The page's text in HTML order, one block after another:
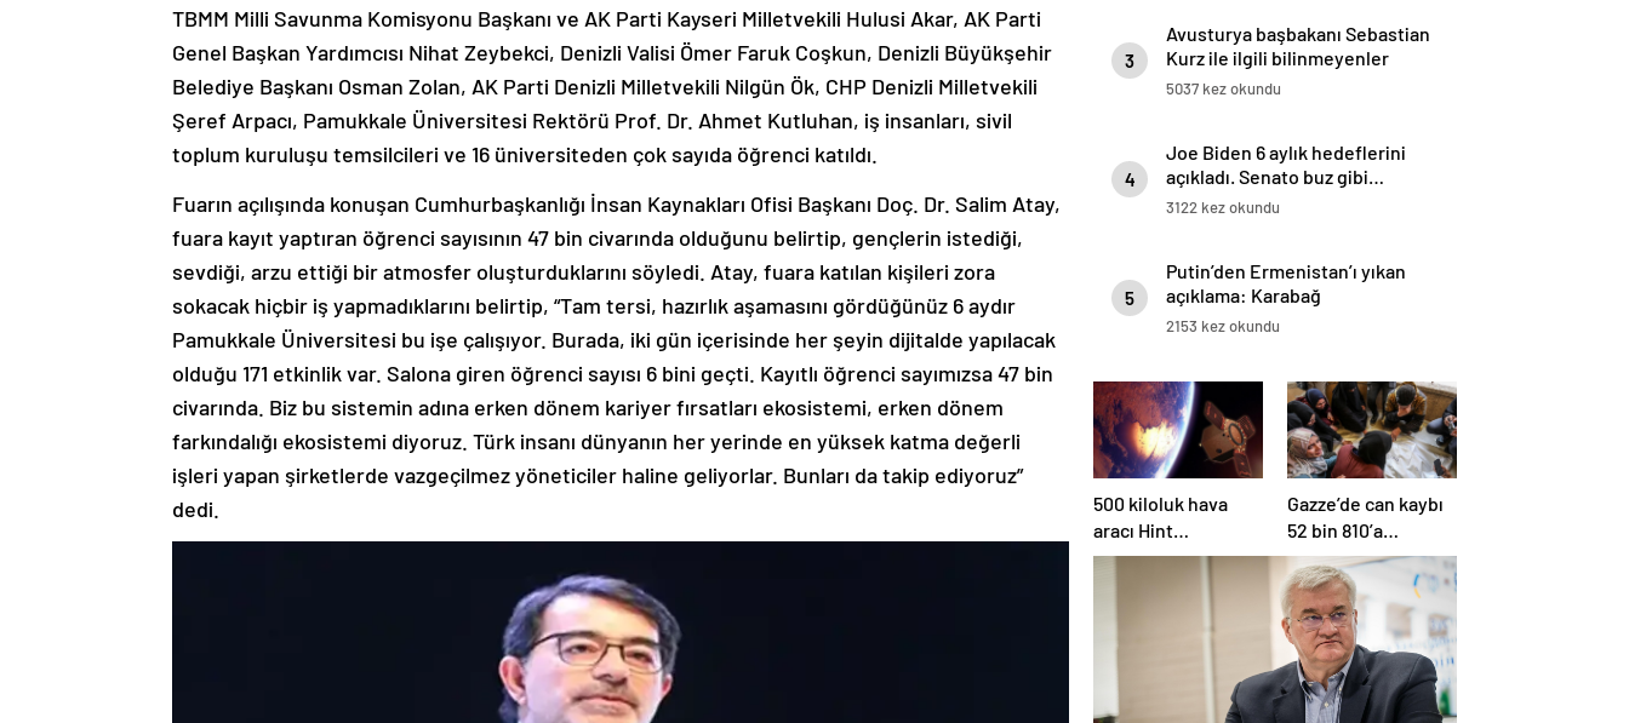
TBMM Milli Savunma Komisyonu Başkanı ve AK Parti Kayseri Milletvekili Hulusi Akar, AK Parti
Genel Başkan Yardımcısı Nihat Zeybekci, Denizli Valisi Ömer Faruk Coşkun, Denizli Büyükşehir
Belediye Başkanı Osman Zolan, AK Parti Denizli Milletvekili Nilgün Ök, CHP Denizli Milletvekili
Şeref Arpacı, Pamukkale Üniversitesi Rektörü Prof. Dr. Ahmet Kutluhan, iş insanları, sivil
toplum kuruluşu temsilcileri ve 16 üniversiteden çok sayıda öğrenci katıldı.
Fuarın açılışında konuşan Cumhurbaşkanlığı İnsan Kaynakları Ofisi Başkanı Doç. Dr. Salim Atay,
fuara kayıt yaptıran öğrenci sayısının 47 bin civarında olduğunu belirtip, gençlerin istediği,
sevdiği, arzu ettiği bir atmosfer oluşturduklarını söyledi. Atay, fuara katılan kişileri zora
sokacak hiçbir iş yapmadıklarını belirtip, “Tam tersi, hazırlık aşamasını gördüğünüz 6 aydır
Pamukkale Üniversitesi bu işe çalışıyor. Burada, iki gün içerisinde her şeyin dijitalde yapılacak
olduğu 171 etkinlik var. Salona giren öğrenci sayısı 6 bini geçti. Kayıtlı öğrenci sayımızsa 47 bin
civarında. Biz bu sistemin adına erken dönem kariyer fırsatları ekosistemi, erken dönem
farkındalığı ekosistemi diyoruz. Türk insanı dünyanın her yerinde en yüksek katma değerli
işleri yapan şirketlerde vazgeçilmez yöneticiler haline geliyorlar. Bunları da takip ediyoruz”
dedi.
3
Avusturya başbakanı Sebastian
Kurz ile ilgili bilinmeyenler
5037 kez okundu
4
Joe Biden 6 aylık hedeflerini
açıkladı. Senato buz gibi…
3122 kez okundu
5
Putin’den Ermenistan’ı yıkan
açıklama: Karabağ
Azerbaycan’ın ayrılmaz bir
2153 kez okundu
500 kiloluk hava
aracı Hint
Okyanusu’na düştü
Gazze’de can kaybı
52 bin 810’a
yükseldi